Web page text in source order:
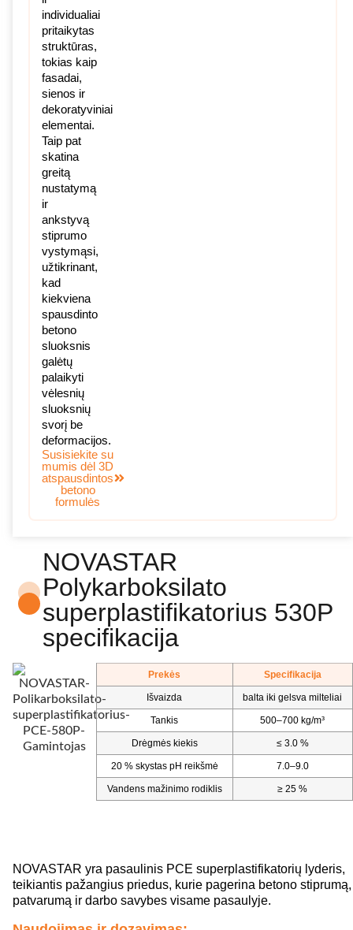
individualiai
pritaikytas
struktūras,
tokias kaip
fasadai,
sienos ir
dekoratyviniai
elementai.
Taip pat
skatina
greitą
nustatymą
ir
ankstyvą
stiprumo
vystymąsi,
užtikrinant,
kad
kiekviena
spausdinto
betono
sluoksnis
galėtų
palaikyti
vėlesnių
sluoksnių
svorį be
deformacijos.
Susisiekite su
mumis dėl 3D
atspausdintos
betono
formulės
NOVASTAR
Polykarboksilato
superplastifikatorius 530P
specifikacija
Prekės Specifikacija
Išvaizda balta iki gelsva milteliai
Tankis 500–700 kg/m³
Drėgmės kiekis ≤ 3.0 %
20 % skystas pH reikšmė 7.0–9.0
Vandens mažinimo rodiklis ≥ 25 %
NOVASTAR yra pasaulinis PCE superplastifikatorių lyderis,
teikiantis pažangius priedus, kurie pagerina betono stiprumą,
patvarumą ir darbo savybes visame pasaulyje.